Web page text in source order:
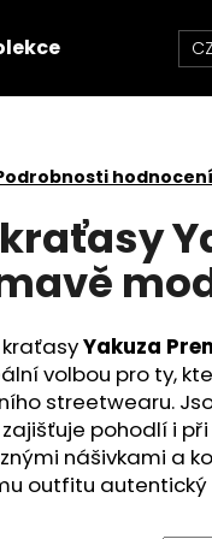
Kontakt
hodnocení
Yakuza
volbou pro ty,
streetwearu.
zajišťuje pohodlí i
nášivkami a
outfitu autentický